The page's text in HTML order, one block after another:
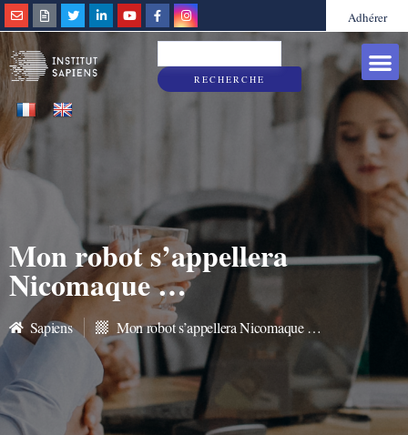
Adhérer
RECHERCHE
Mon robot s’appellera
Nicomaque …
Sapiens Mon robot s’appellera Nicomaque …